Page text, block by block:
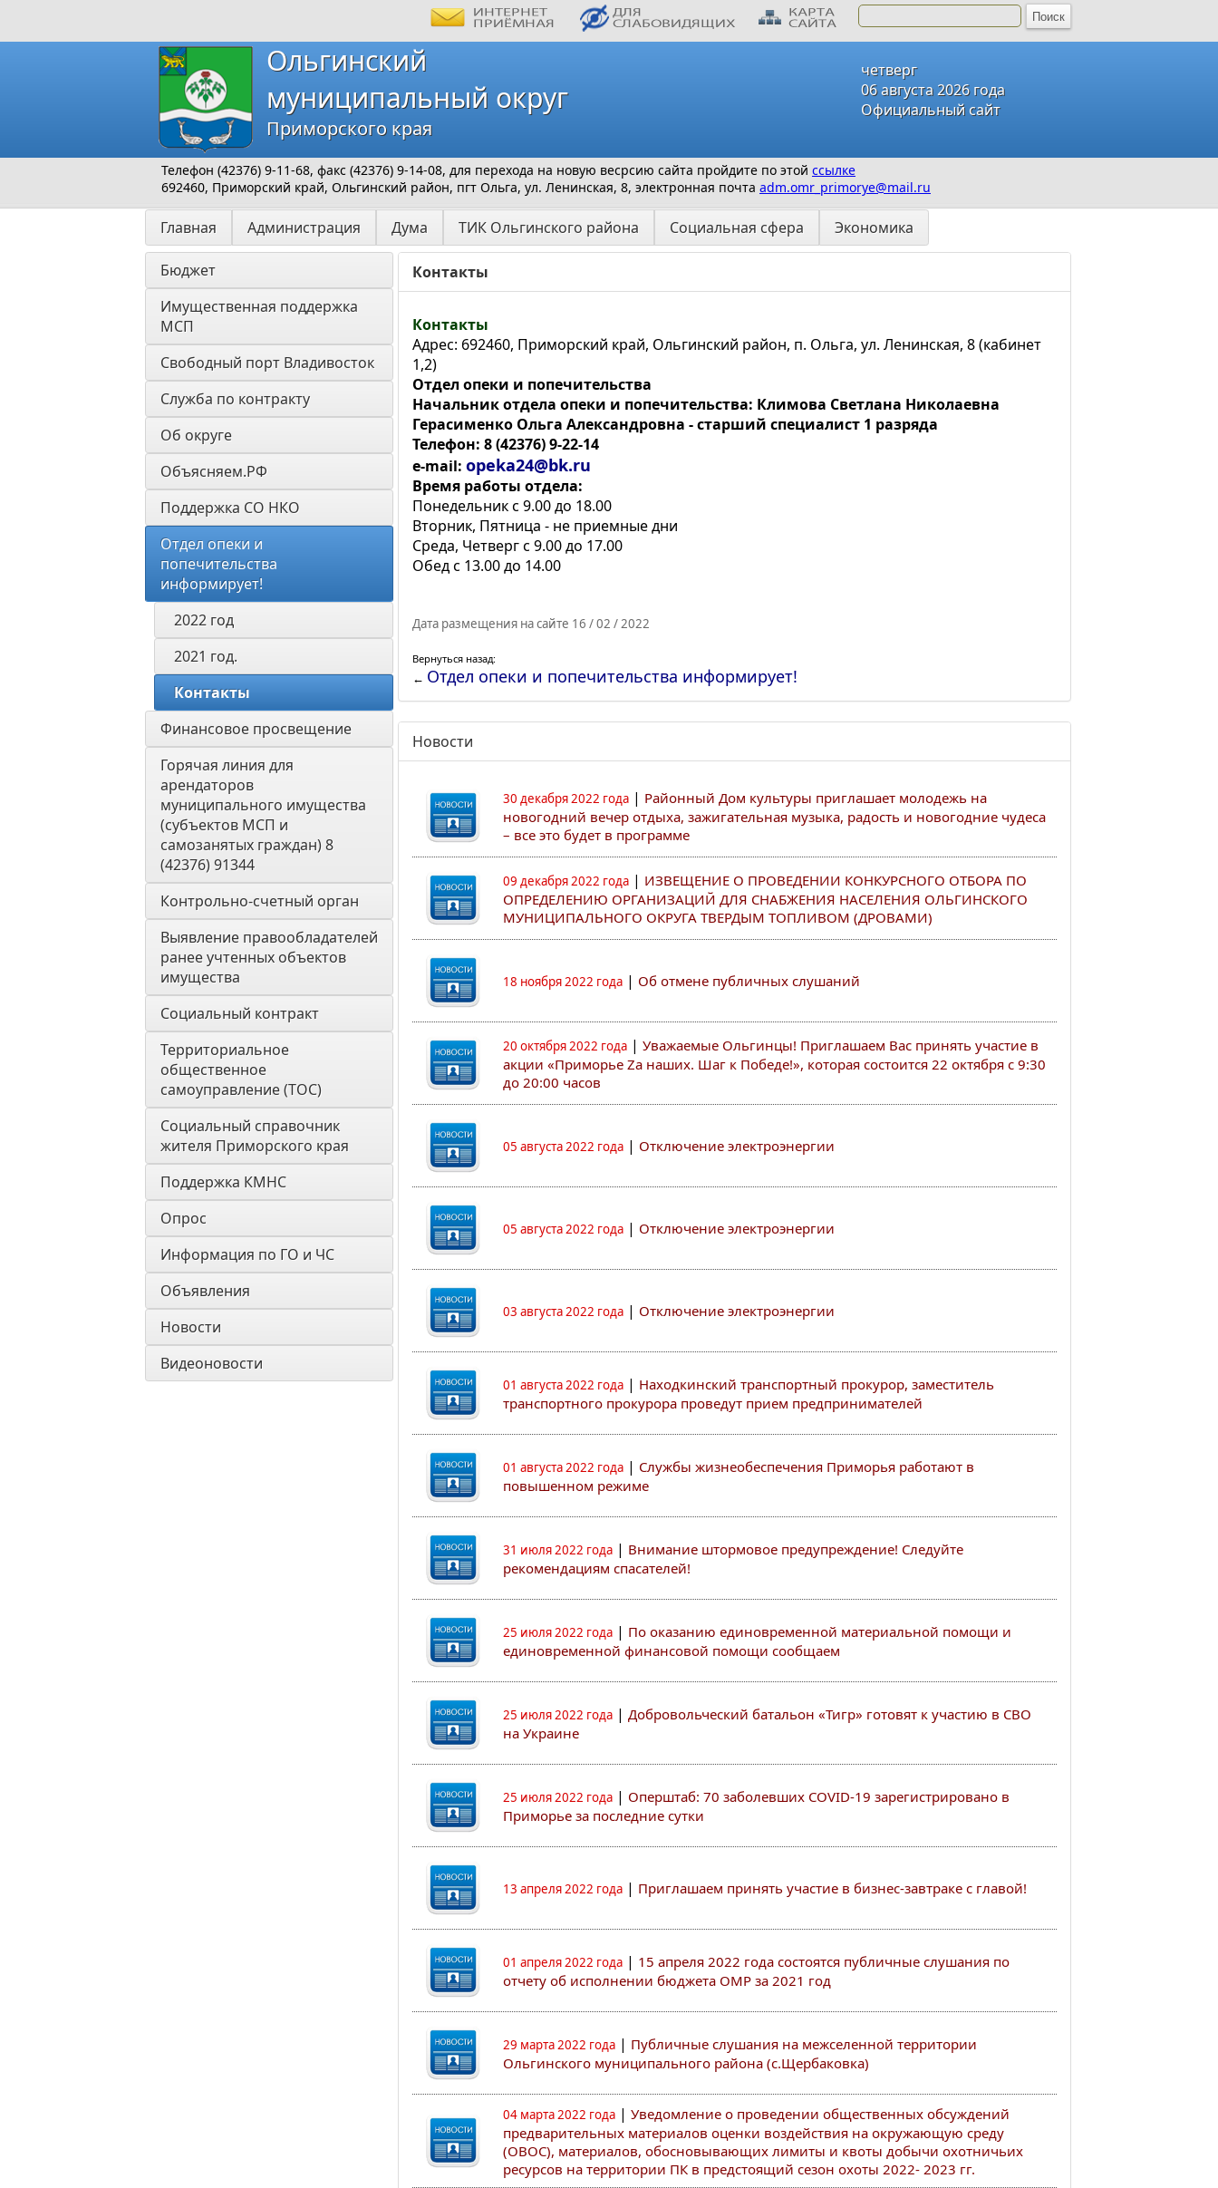
четверг
06 августа 2026 года
Официальный сайт
Ольгинский
муниципальный округ
Приморского края
Телефон (42376) 9-11-68, факс (42376) 9-14-08, для перехода на новую весрсию сайта пройдите по этой ссылке
692460, Приморский край, Ольгинский район, пгт Ольга, ул. Ленинская, 8, электронная почта adm.omr_primorye@mail.ru
Главная Администрация Дума ТИК Ольгинского района Социальная сфера Экономика
Бюджет
Имущественная поддержка
МСП
Свободный порт Владивосток
Служба по контракту
Об округе
Объясняем.РФ
Поддержка СО НКО
Отдел опеки и
попечительства
информирует!
2022 год
2021 год.
Контакты
Финансовое просвещение
Горячая линия для
арендаторов
муниципального имущества
(субъектов МСП и
самозанятых граждан) 8
(42376) 91344
Контрольно-счетный орган
Выявление правообладателей
ранее учтенных объектов
имущества
Социальный контракт
Территориальное
общественное
самоуправление (ТОС)
Социальный справочник
жителя Приморского края
Поддержка КМНС
Опрос
Информация по ГО и ЧС
Объявления
Новости
Видеоновости
Контакты
Контакты
Адрес: 692460, Приморский край, Ольгинский район, п. Ольга, ул. Ленинская, 8 (кабинет
1,2)
Отдел опеки и попечительства
Начальник отдела опеки и попечительства: Климова Светлана Николаевна
Герасименко Ольга Александровна - старший специалист 1 разряда
Телефон: 8 (42376) 9-22-14
e-mail: opeka24@bk.ru
Время работы отдела:
Понедельник c 9.00 до 18.00
Вторник, Пятница - не приемные дни
Среда, Четверг с 9.00 до 17.00
Обед с 13.00 до 14.00
Дата размещения на сайте 16 / 02 / 2022
Вернуться назад:
← Отдел опеки и попечительства информирует!
Новости
30 декабря 2022 года | Районный Дом культуры приглашает молодежь на
новогодний вечер отдыха, зажигательная музыка, радость и новогодние чудеса
– все это будет в программе
09 декабря 2022 года | ИЗВЕЩЕНИЕ О ПРОВЕДЕНИИ КОНКУРСНОГО ОТБОРА ПО
ОПРЕДЕЛЕНИЮ ОРГАНИЗАЦИЙ ДЛЯ СНАБЖЕНИЯ НАСЕЛЕНИЯ ОЛЬГИНСКОГО
МУНИЦИПАЛЬНОГО ОКРУГА ТВЕРДЫМ ТОПЛИВОМ (ДРОВАМИ)
18 ноября 2022 года | Об отмене публичных слушаний
20 октября 2022 года | Уважаемые Ольгинцы! Приглашаем Вас принять участие в
акции «Приморье Zа наших. Шаг к Победе!», которая состоится 22 октября с 9:30
до 20:00 часов
05 августа 2022 года | Отключение электроэнергии
05 августа 2022 года | Отключение электроэнергии
03 августа 2022 года | Отключение электроэнергии
01 августа 2022 года | Находкинский транспортный прокурор, заместитель
транспортного прокурора проведут прием предпринимателей
01 августа 2022 года | Службы жизнеобеспечения Приморья работают в
повышенном режиме
31 июля 2022 года | Внимание штормовое предупреждение! Следуйте
рекомендациям спасателей!
25 июля 2022 года | По оказанию единовременной материальной помощи и
единовременной финансовой помощи сообщаем
25 июля 2022 года | Добровольческий батальон «Тигр» готовят к участию в СВО
на Украине
25 июля 2022 года | Оперштаб: 70 заболевших COVID-19 зарегистрировано в
Приморье за последние сутки
13 апреля 2022 года | Приглашаем принять участие в бизнес-завтраке с главой!
01 апреля 2022 года | 15 апреля 2022 года состоятся публичные слушания по
отчету об исполнении бюджета ОМР за 2021 год
29 марта 2022 года | Публичные слушания на межселенной территории
Ольгинского муниципального района (с.Щербаковка)
04 марта 2022 года | Уведомление о проведении общественных обсуждений
предварительных материалов оценки воздействия на окружающую среду
(ОВОС), материалов, обосновывающих лимиты и квоты добычи охотничьих
ресурсов на территории ПК в предстоящий сезон охоты 2022- 2023 гг.